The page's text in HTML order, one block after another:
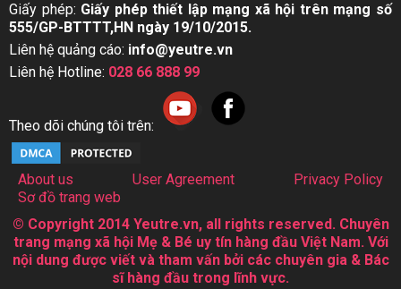
Giấy phép: Giấy phép thiết lập mạng xã hội trên mạng số
555/GP-BTTTT,HN ngày 19/10/2015.
Liên hệ quảng cáo: info@yeutre.vn
Liên hệ Hotline: 028 66 888 99
Theo dõi chúng tôi trên:
About us User Agreement
Privacy Policy
Sơ đồ trang web
© Copyright 2014 Yeutre.vn, all rights reserved. Chuyên
trang mạng xã hội Mẹ & Bé uy tín hàng đầu Việt Nam. Với
nội dung được viết và tham vấn bởi các chuyên gia & Bác
sĩ hàng đầu trong lĩnh vực.